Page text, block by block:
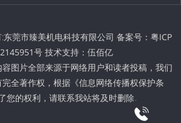
莞市臻美机电科技有限公司 备案号： 粤ICP
号 技术支持： 伍佰亿
图片全部来源于网络用户和读者投稿，我们
全著作权，根据《信息网络传播权保护条
您的权利，请联系我站将及时删除。